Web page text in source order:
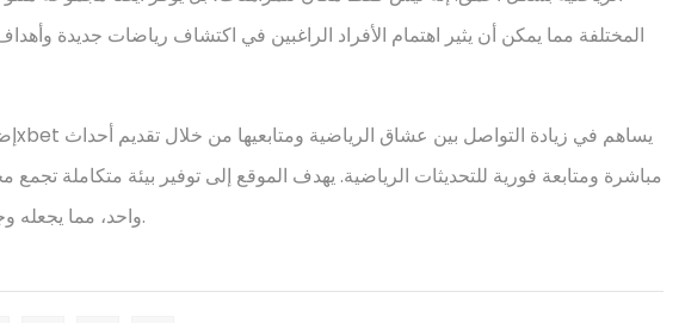
المختلفة مما يمكن أن يثير اهتمام الأفراد الراغبين في اكتشاف رياضات جديدة
مباشرة ومتابعة فورية للتحديثات الرياضية. يهدف الموقع إلى توفير بيئة متكاملة
واحد، مما يجعله وجهة مثالية لهواة الرياضة وعشاقها.